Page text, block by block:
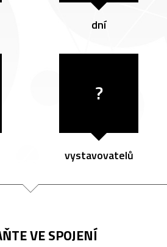
dní
?
vystavovatelů
VE SPOJENÍ